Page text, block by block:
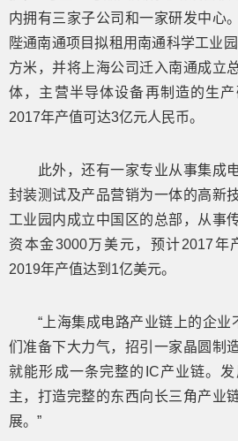
内拥有三家子公司和一家研发中心
陛通南通项目拟租用南通科学工业
方米，并将上海公司迁入南通成立
体，主营半导体设备再制造的生
2017年产值可达3亿元人民币。
此外，还有一家专业从事集成电
封装测试及产品营销为一体的高新
工业园内成立中国区的总部，从事
资本金3000万美元，预计2017年
2019年产值达到1亿美元。
“上海集成电路产业链上的企业
们准备下大力气，招引一家晶圆制
就能形成一条完整的IC产业链。
主，打造完整的东西向长三角产业
展。”